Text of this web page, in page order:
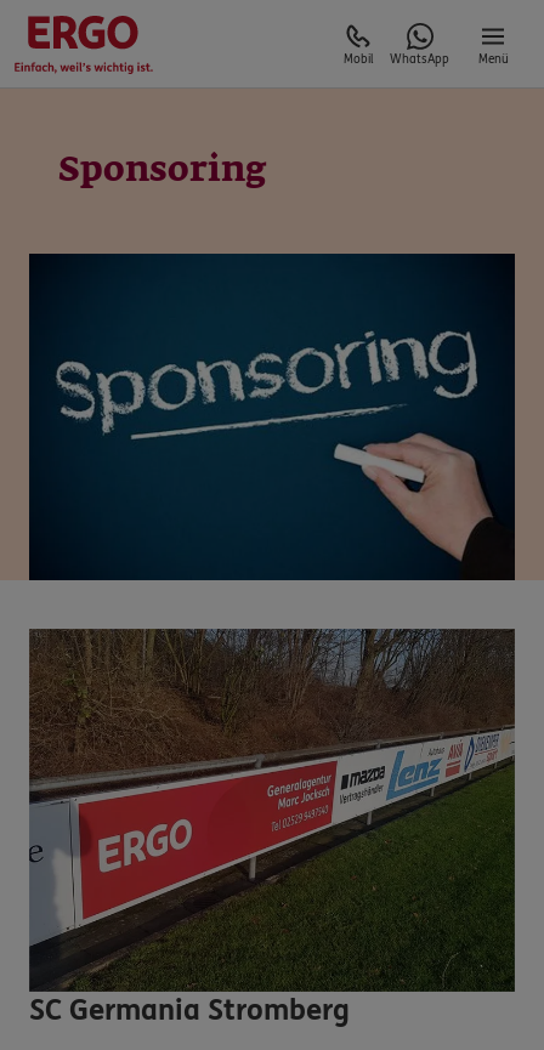
Mobil WhatsApp Menü
Sponsoring
SC Germania Stromberg